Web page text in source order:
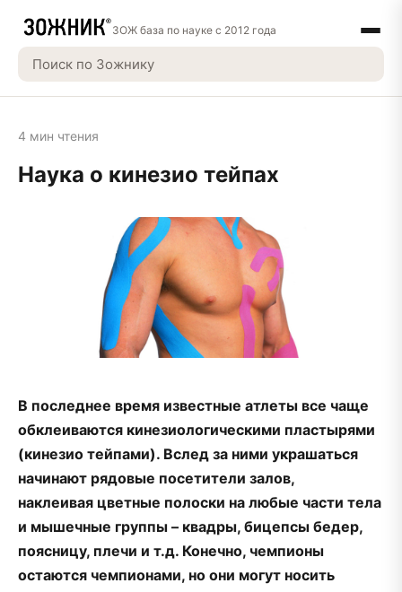
ЗОЖ база по науке с 2012 года
4 мин чтения
Наука о кинезио тейпах
В последнее время известные атлеты все чаще
обклеиваются кинезиологическими пластырями
(кинезио тейпами). Вслед за ними украшаться
начинают рядовые посетители залов,
наклеивая цветные полоски на любые части тела
и мышечные группы – квадры, бицепсы бедер,
поясницу, плечи и т.д. Конечно, чемпионы
остаются чемпионами, но они могут носить